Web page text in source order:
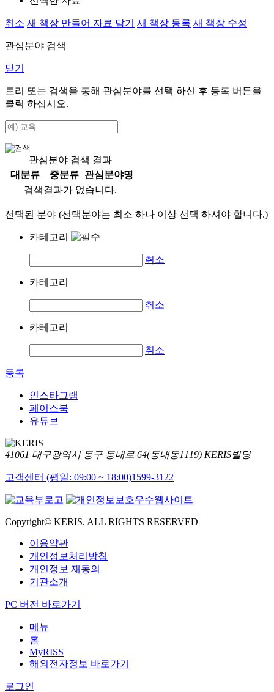
취소 새 책장 만들어 자료 담기 새 책장 등록 새 책장 수정
관심분야 검색
닫기
트리 또는 검색을 통해 관심분야를 선택 하신 후 등록 버튼을
클릭 하십시오.
관심분야 검색 결과
대분류
중분류
관심분야명
검색결과가 없습니다.
선택된 분야 (선택분야는 최소 하나 이상 선택 하셔야 합니다.)
카테고리
취소
카테고리
취소
카테고리
취소
등록
인스타그램
페이스북
유튜브
41061 대구광역시 동구 동내로 64(동내동1119) KERIS빌딩
고객센터 (평일: 09:00 ~ 18:00)1599-3122
Copyright© KERIS. ALL RIGHTS RESERVED
이용약관
개인정보처리방침
개인정보 재동의
기관소개
PC 버전 바로가기
메뉴
홈
MyRISS
해외전자정보 바로가기
로그인